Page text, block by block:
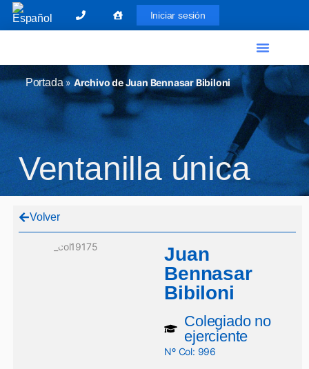
Iniciar sesión
Portada»Archivo de Juan Bennasar Bibiloni
Ventanilla única
Volver
Juan
Bennasar
Bibiloni
Colegiado no
ejerciente
Nº Col: 996